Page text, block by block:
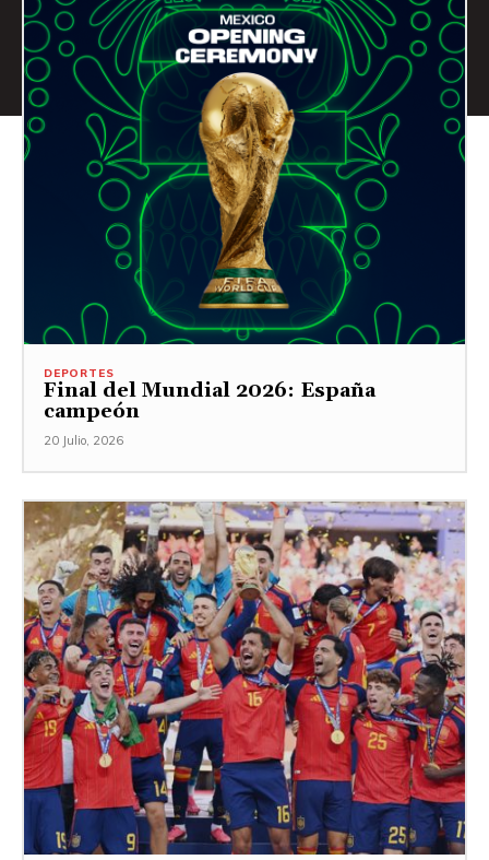
DEPORTES
Final del Mundial 2026: España
campeón
20 Julio, 2026